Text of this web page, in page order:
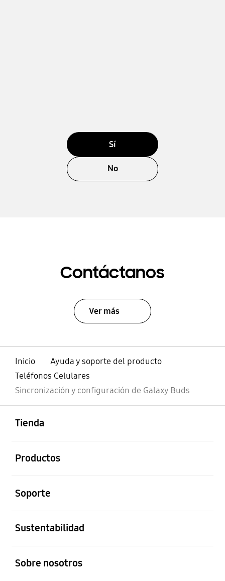
Sí
No
Contáctanos
Ver más
Inicio
Ayuda y soporte del producto
Teléfonos Celulares
Sincronización y configuración de Galaxy Buds
Tienda
Productos
Soporte
Sustentabilidad
Sobre nosotros